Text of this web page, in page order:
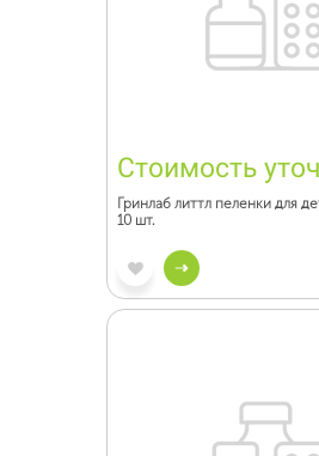
Стоимость
Гринлаб литтл пеленки для
10 шт.